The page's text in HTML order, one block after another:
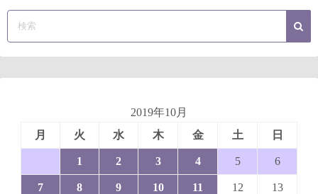
2019年10月
月
火 水 木 金 土 日
1 2 3 4 5 6
7 8 9 10 11 12 13